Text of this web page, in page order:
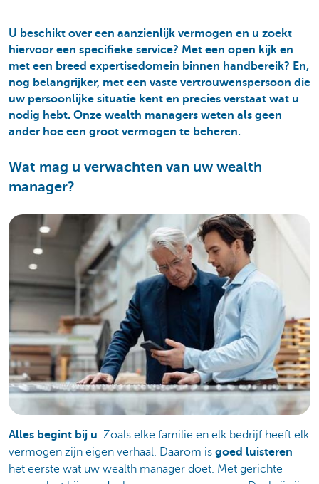
U beschikt over een aanzienlijk vermogen en u zoekt
hiervoor een specifieke service? Met een open kijk en
met een breed expertisedomein binnen handbereik? En,
nog belangrijker, met een vaste vertrouwenspersoon die
uw persoonlijke situatie kent en precies verstaat wat u
nodig hebt. Onze wealth managers weten als geen
ander hoe een groot vermogen te beheren.
Wat mag u verwachten van uw wealth
manager?
Alles begint bij u . Zoals elke familie en elk bedrijf heeft elk
vermogen zijn eigen verhaal. Daarom is goed luisteren
het eerste wat uw wealth manager doet. Met gerichte